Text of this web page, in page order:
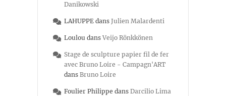
Danikowski
LAHUPPE dans Julien Malardenti
Loulou dans Veijo Rönkkönen
Stage de sculpture papier fil de fer
avec Bruno Loire - Campagn'ART
dans Bruno Loire
Foulier Philippe dans Darcilio Lima